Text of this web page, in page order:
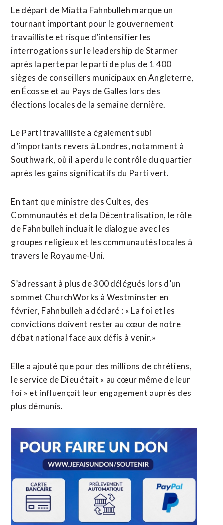
Le départ de Miatta Fahnbulleh marque un
tournant important pour le gouvernement
travailliste et risque d’intensifier les
interrogations sur le leadership de Starmer
après la perte par le parti de plus de 1 400
sièges de conseillers municipaux en Angleterre,
en Écosse et au Pays de Galles lors des
élections locales de la semaine dernière.
Le Parti travailliste a également subi
d’importants revers à Londres, notamment à
Southwark, où il a perdu le contrôle du quartier
après les gains significatifs du Parti vert.
En tant que ministre des Cultes, des
Communautés et de la Décentralisation, le rôle
de Fahnbulleh incluait le dialogue avec les
groupes religieux et les communautés locales à
travers le Royaume-Uni.
S’adressant à plus de 300 délégués lors d’un
sommet ChurchWorks à Westminster en
février, Fahnbulleh a déclaré : « La foi et les
convictions doivent rester au cœur de notre
débat national face aux défis à venir.»
Elle a ajouté que pour des millions de chrétiens,
le service de Dieu était « au cœur même de leur
foi » et influençait leur engagement auprès des
plus démunis.